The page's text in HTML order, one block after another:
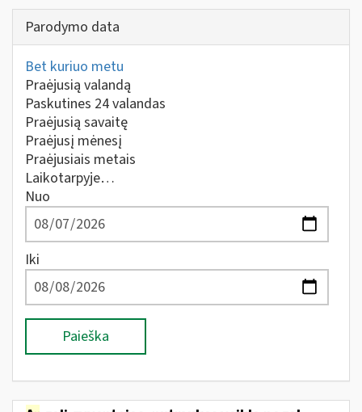
Parodymo data
Bet kuriuo metu
Praėjusią valandą
Paskutines 24 valandas
Praėjusią savaitę
Praėjusį mėnesį
Praėjusiais metais
Laikotarpyje…
Nuo
Iki
Paieška